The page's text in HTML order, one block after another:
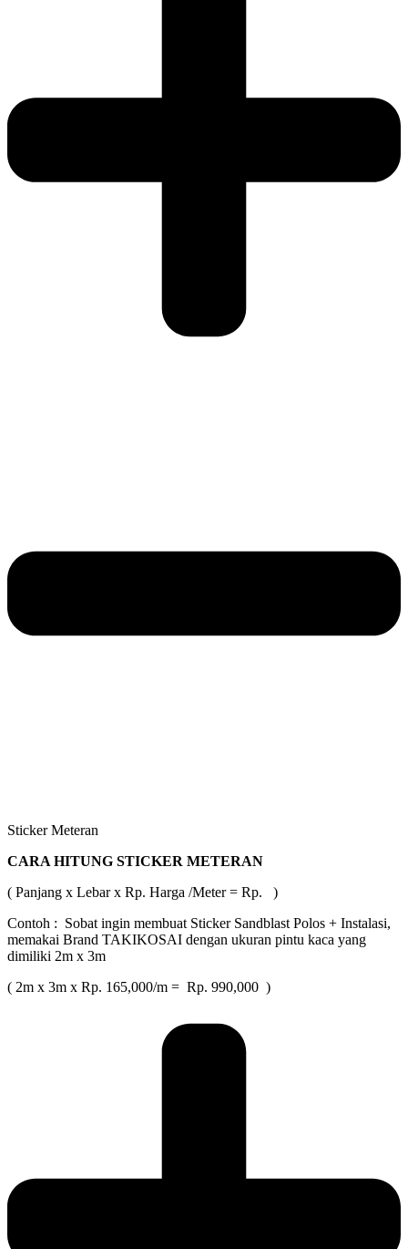
Sticker Meteran
CARA HITUNG STICKER METERAN
( Panjang x Lebar x Rp. Harga /Meter = Rp. )
Contoh : Sobat ingin membuat Sticker Sandblast Polos + Instalasi,
memakai Brand TAKIKOSAI dengan ukuran pintu kaca yang
dimiliki 2m x 3m
( 2m x 3m x Rp. 165,000/m = Rp. 990,000 )